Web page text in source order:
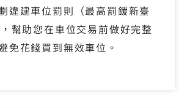
違建車位罰則（最高罰鍰新臺
幫助您在車位交易前做好完整
免花錢買到無效車位。